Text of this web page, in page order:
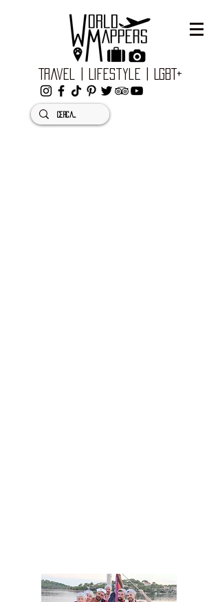
Travel | Lifestyle | LGBT+